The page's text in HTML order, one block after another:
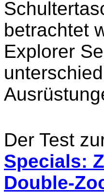
betrachtet
Explorer
Der Test
Specials:
Double-